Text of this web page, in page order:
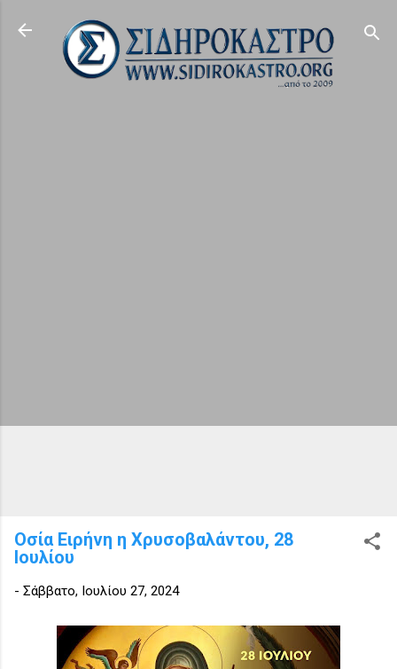
Μετάβαση στο κύριο περιεχόμενο
Οσία Ειρήνη η Χρυσοβαλάντου, 28
Ιουλίου
- Σάββατο, Ιουλίου 27, 2024